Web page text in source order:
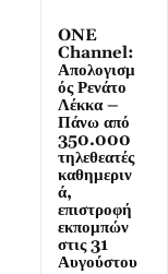
ONE
Channel:
Απολογισμ
ός Ρενάτο
Λέκκα –
Πάνω από
350.000
τηλεθεατές
καθημεριν
ά,
επιστροφή
εκπομπών
στις 31
Αυγούστου